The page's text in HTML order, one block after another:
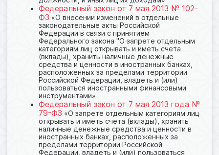
Федеральный закон от 7 мая 2013 № 102-
ФЗ «О внесении изменений в отдельные
законодательные акты Российской
Федерации в связи с принятием
Федерального закона "О запрете отдельным
категориям лиц открывать и иметь счета
(вклады), хранить наличные денежные
средства и ценности в иностранных банках,
расположенных за пределами территории
Российской Федерации, владеть и (или)
пользоваться иностранными финансовыми
инструментами»
Федеральный закон от 7 мая 2013 года №
79-ФЗ «О запрете отдельным категориям лиц
открывать и иметь счета (вклады), хранить
наличные денежные средства и ценности в
иностранных банках, расположенных за
пределами территории Российской
Федерации, владеть и (или) пользоваться